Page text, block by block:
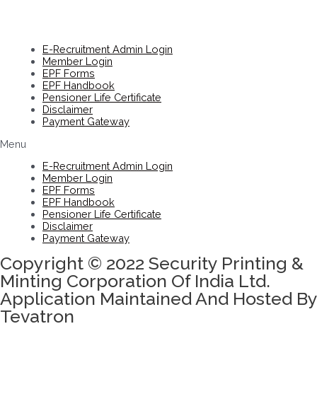
E-Recruitment Admin Login
Member Login
EPF Forms
EPF Handbook
Pensioner Life Certificate
Disclaimer
Payment Gateway
Menu
E-Recruitment Admin Login
Member Login
EPF Forms
EPF Handbook
Pensioner Life Certificate
Disclaimer
Payment Gateway
Copyright © 2022 Security Printing &
Minting Corporation Of India Ltd.
Application Maintained And Hosted By
Tevatron